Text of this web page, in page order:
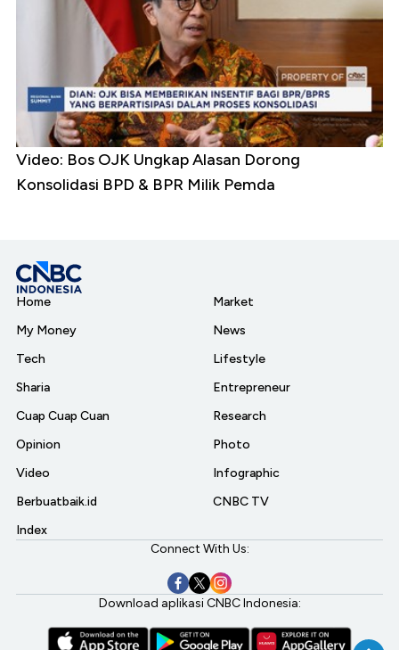
Video: Bos OJK Ungkap Alasan Dorong
Konsolidasi BPD & BPR Milik Pemda
Home
My Money
Tech
Sharia
Cuap Cuap Cuan
Opinion
Video
Berbuatbaik.id
Index
Market
News
Lifestyle
Entrepreneur
Research
Photo
Infographic
CNBC TV
Connect With Us:
Download aplikasi CNBC Indonesia: